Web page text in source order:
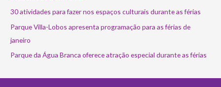
30 atividades para fazer nos espaços culturais durante as férias
Parque Villa-Lobos apresenta programação para as férias de
janeiro
Parque da Água Branca oferece atração especial durante as férias